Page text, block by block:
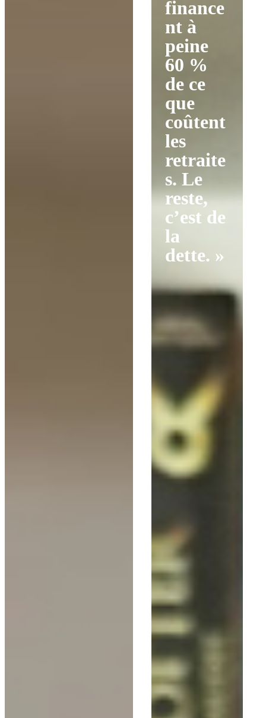
finance
nt à
peine
60 %
de ce
que
coûtent
les
retraite
s. Le
reste,
c’est de
la
dette. »